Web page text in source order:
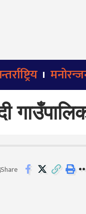
Share